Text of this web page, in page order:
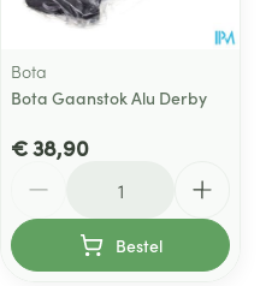
Bota
Bota Gaanstok Alu Derby
€ 38,90
Bestel